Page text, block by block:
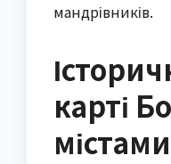
мандрівників.
карті
містами